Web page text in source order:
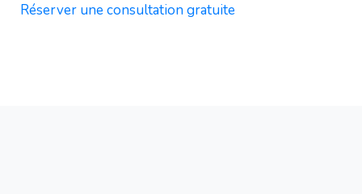
Réserver une consultation gratuite